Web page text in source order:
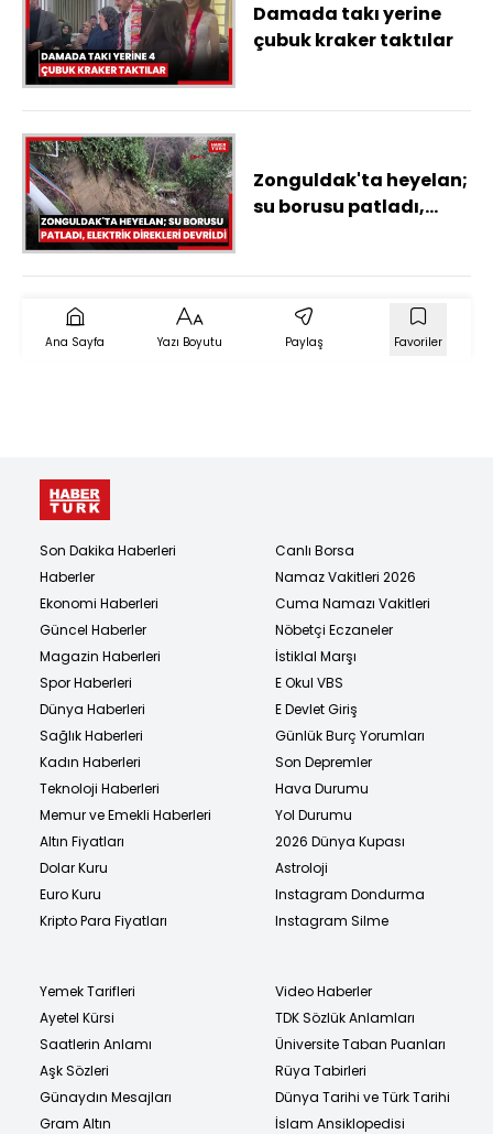
Damada takı yerine
çubuk kraker taktılar
Zonguldak'ta heyelan;
su borusu patladı,
Ana Sayfa Yazı Boyutu Paylaş Favoriler
Son Dakika Haberleri
Haberler
Ekonomi Haberleri
Güncel Haberler
Magazin Haberleri
Spor Haberleri
Dünya Haberleri
Sağlık Haberleri
Kadın Haberleri
Teknoloji Haberleri
Memur ve Emekli Haberleri
Altın Fiyatları
Dolar Kuru
Euro Kuru
Kripto Para Fiyatları
Canlı Borsa
Namaz Vakitleri 2026
Cuma Namazı Vakitleri
Nöbetçi Eczaneler
İstiklal Marşı
E Okul VBS
E Devlet Giriş
Günlük Burç Yorumları
Son Depremler
Hava Durumu
Yol Durumu
2026 Dünya Kupası
Astroloji
Instagram Dondurma
Instagram Silme
Yemek Tarifleri
Ayetel Kürsi
Saatlerin Anlamı
Aşk Sözleri
Günaydın Mesajları
Gram Altın
Video Haberler
TDK Sözlük Anlamları
Üniversite Taban Puanları
Rüya Tabirleri
Dünya Tarihi ve Türk Tarihi
İslam Ansiklopedisi